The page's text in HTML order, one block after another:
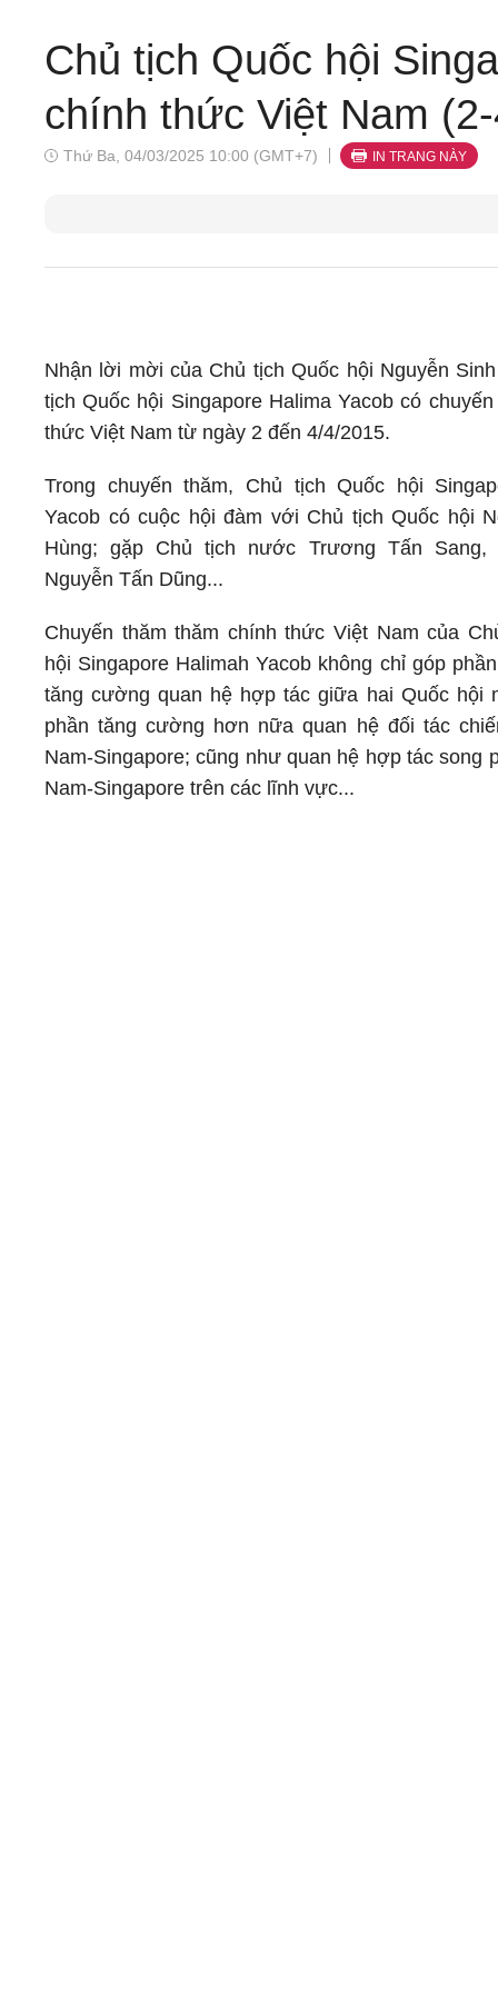
Chủ tịch Quốc hội
chính thức Việt Nam
Thứ Ba, 04/03/2025 10:00 (GMT+7) IN TRANG NÀY
Nhận lời mời của Chủ tịch Quốc hội Nguyễn
tịch Quốc hội Singapore Halima Yacob có
thức Việt Nam từ ngày 2 đến 4/4/2015.
Trong chuyến thăm, Chủ tịch Quốc hội
Yacob có cuộc hội đàm với Chủ tịch Quốc hội
Hùng; gặp Chủ tịch nước Trương Tấn Sang,
Nguyễn Tấn Dũng...
Chuyến thăm thăm chính thức Việt Nam của
hội Singapore Halimah Yacob không chỉ góp
tăng cường quan hệ hợp tác giữa hai Quốc hội
phần tăng cường hơn nữa quan hệ đối tác
Nam-Singapore; cũng như quan hệ hợp tác song
Nam-Singapore trên các lĩnh vực...